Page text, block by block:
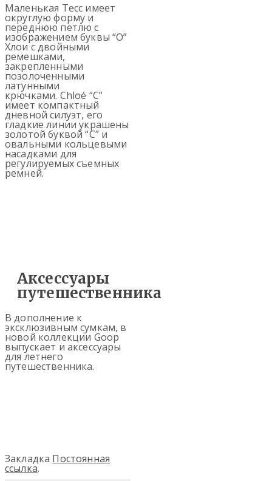
Маленькая Тесс имеет
округлую форму и
переднюю петлю с
изображением буквы “О”
Хлои с двойными
ремешками,
закрепленными
позолоченными
латунными
крючками. Chloé “C”
имеет компактный
дневной силуэт, его
гладкие линии украшены
золотой буквой “C” и
овальными кольцевыми
насадками для
регулируемых съемных
ремней.
Аксессуары
путешественника
В дополнение к
эксклюзивным сумкам, в
новой коллекции Goop
выпускает и аксессуары
для летнего
путешественника.
Закладка Постоянная
ссылка.